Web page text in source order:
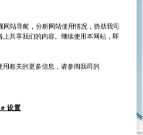
站导航，分析网站使用情况，协助我司
共享我们的内容。继续使用本网站，即
相关的更多信息，请参阅我司的
设置